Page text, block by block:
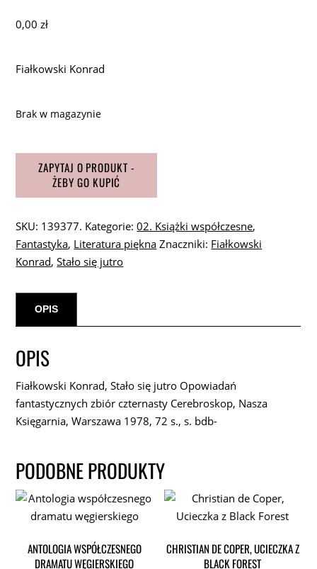
0,00zł
Fiałkowski Konrad
Brak w magazynie
SKU: 139377. Kategorie:02. Książki współczesne,
Fantastyka, Literatura piękna Znaczniki: Fiałkowski
Konrad,Stało się jutro
OPIS
OPIS
Fiałkowski Konrad, Stało się jutro Opowiadań
fantastycznych zbiór czternasty Cerebroskop, Nasza
Księgarnia, Warszawa 1978, 72 s., s. bdb-
PODOBNE PRODUKTY
ANTOLOGIA WSPÓŁCZESNEGO
DRAMATU WĘGIERSKIEGO
CHRISTIAN DE COPER, UCIECZKA Z
BLACK FOREST